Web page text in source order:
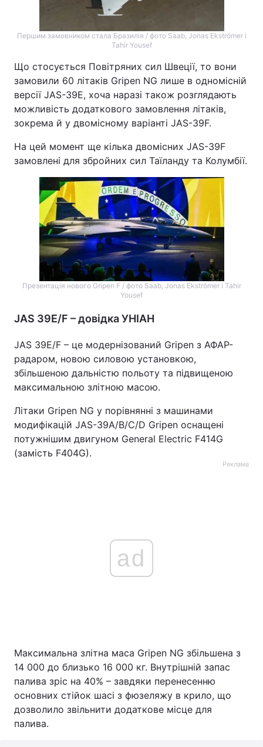
Першим замовником стала Бразилія / фото Saab, Jonas Ekströmer і
Tahir Yousef
Що стосується Повітряних сил Швеції, то вони
замовили 60 літаків Gripen NG лише в одномісній
версії JAS-39E, хоча наразі також розглядають
можливість додаткового замовлення літаків,
зокрема й у двомісному варіанті JAS-39F.
На цей момент ще кілька двомісних JAS-39F
замовлені для збройних сил Таїланду та Колумбії.
Презентація нового Gripen F / фото Saab, Jonas Ekströmer і Tahir
Yousef
JAS 39E/F – довідка УНІАН
JAS 39E/F – це модернізований Gripen з АФАР-
радаром, новою силовою установкою,
збільшеною дальністю польоту та підвищеною
максимальною злітною масою.
Літаки Gripen NG у порівнянні з машинами
модифікацій JAS-39A/B/C/D Gripen оснащені
потужнішим двигуном General Electric F414G
(замість F404G).
Реклама
ad
Максимальна злітна маса Gripen NG збільшена з
14 000 до близько 16 000 кг. Внутрішній запас
палива зріс на 40% – завдяки перенесенню
основних стійок шасі з фюзеляжу в крило, що
дозволило звільнити додаткове місце для
палива.